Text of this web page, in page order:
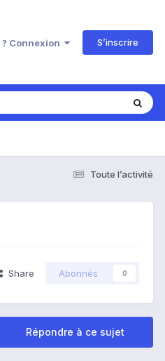
Connexion S’inscrire
Toute l’activité
Share Abonnés 0
Répondre à ce sujet